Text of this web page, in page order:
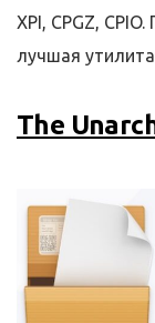
XPI, CPGZ,
лучшая
The